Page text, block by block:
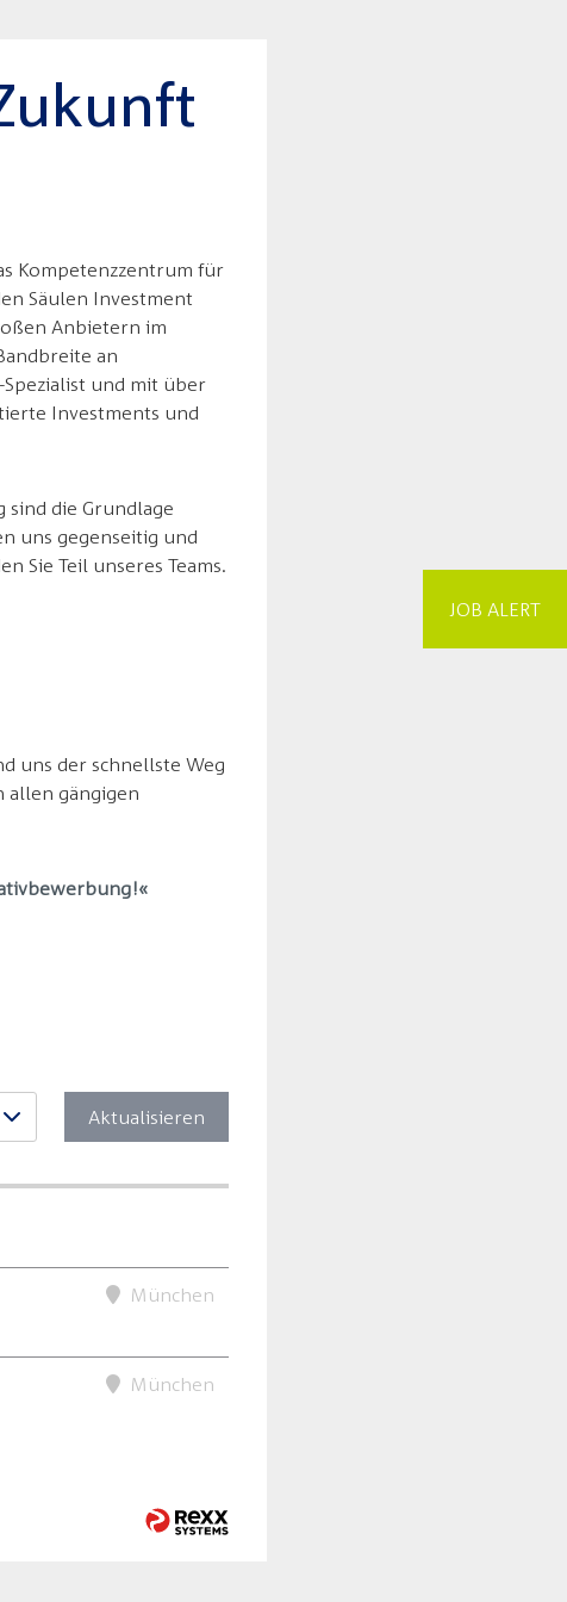
Kompetenzzentrum für
Säulen Investment
Anbietern im
an
und mit über
Investments und
die Grundlage
uns gegenseitig und
Sie Teil unseres Teams.
uns der schnellste Weg
allen gängigen
Aktualisieren
München
München
JOB ALERT